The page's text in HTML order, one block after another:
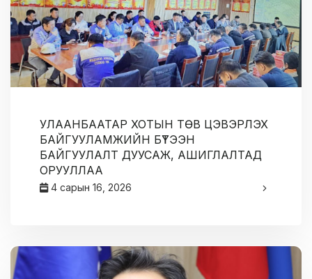
УЛААНБААТАР ХОТЫН ТӨВ ЦЭВЭРЛЭХ
БАЙГУУЛАМЖИЙН БҮТЭЭН
БАЙГУУЛАЛТ ДУУСАЖ, АШИГЛАЛТАД
ОРУУЛЛАА
4 сарын 16, 2026